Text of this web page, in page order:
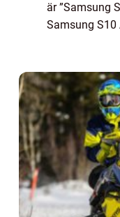
är ”Samsung
Samsung S10